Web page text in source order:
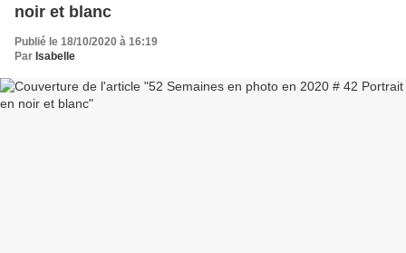
noir et blanc
Publié le 18/10/2020 à 16:19
Par Isabelle